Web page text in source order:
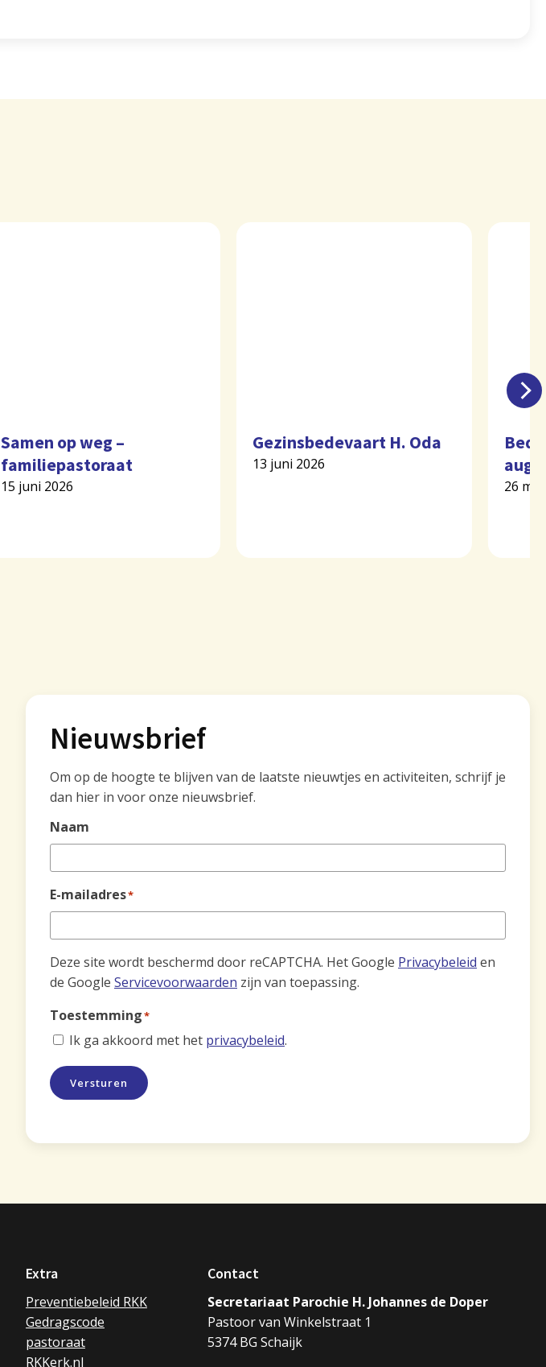
Samen op weg –
familiepastoraat
15 juni 2026
Gezinsbedevaart H. Oda
13 juni 2026
26
Nieuwsbrief
Om op de hoogte te blijven van de laatste nieuwtjes en activiteiten, schrijf je
dan hier in voor onze nieuwsbrief.
Naam
E-mailadres*
Deze site wordt beschermd door reCAPTCHA. Het Google Privacybeleid en
de Google Servicevoorwaarden zijn van toepassing.
Toestemming*
Ik ga akkoord met het privacybeleid.
Versturen
Extra
Preventiebeleid RKK
Gedragscode
pastoraat
RKKerk.nl
Contact
Secretariaat Parochie H. Johannes de Doper
Pastoor van Winkelstraat 1
5374 BG Schaijk